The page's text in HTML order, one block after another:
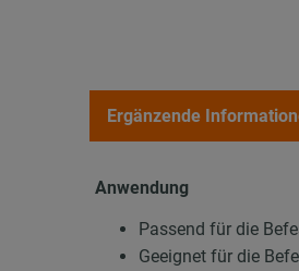
Ergänzende
Anwendung
Passend für die
Geeignet für die